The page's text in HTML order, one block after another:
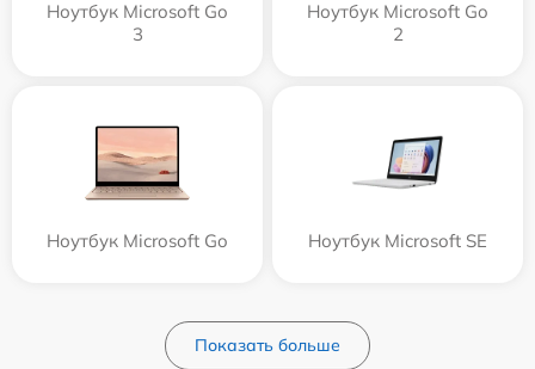
Ноутбук Microsoft Go
3
Ноутбук Microsoft Go
2
Ноутбук Microsoft Go Ноутбук Microsoft SE
Показать больше